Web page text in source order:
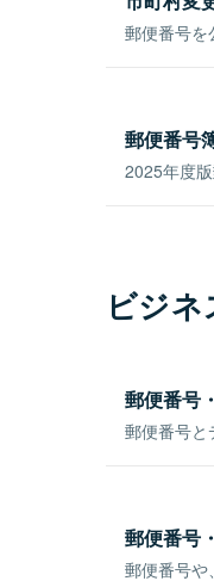
郵便番号を
郵便番号
2025年度
ビジ
郵便番号
郵便番号と
郵便番号
郵便番号や